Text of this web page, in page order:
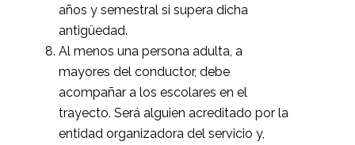
años y semestral si supera dicha
antigüedad.
Al menos una persona adulta, a
mayores del conductor, debe
acompañar a los escolares en el
trayecto. Será alguien acreditado por la
entidad organizadora del servicio y,